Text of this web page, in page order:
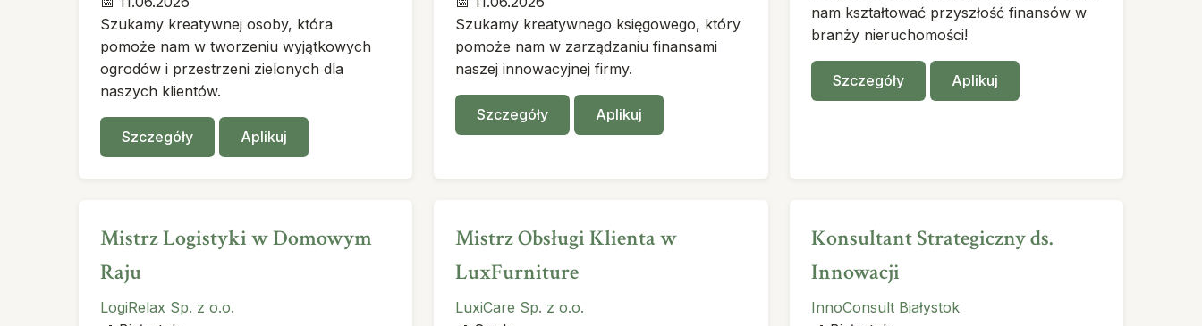
Szukamy kreatywnej osoby, która
pomoże nam w tworzeniu wyjątkowych
ogrodów i przestrzeni zielonych dla
naszych klientów.
Szczegóły Aplikuj
Szukamy kreatywnego księgowego, który
pomoże nam w zarządzaniu finansami
naszej innowacyjnej firmy.
Szczegóły Aplikuj
nam kształtować przyszłość finansów w
branży nieruchomości!
Szczegóły Aplikuj
Mistrz Logistyki w Domowym
Raju
LogiRelax Sp. z o.o.
Mistrz Obsługi Klienta w
LuxFurniture
LuxiCare Sp. z o.o.
Konsultant Strategiczny ds.
Innowacji
InnoConsult Białystok